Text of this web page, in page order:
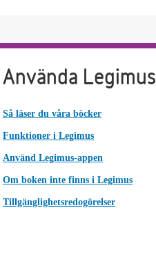
Använda Legimus
Så läser du våra böcker
Funktioner i Legimus
Använd Legimus-appen
Om boken inte finns i Legimus
Tillgänglighetsredogörelser